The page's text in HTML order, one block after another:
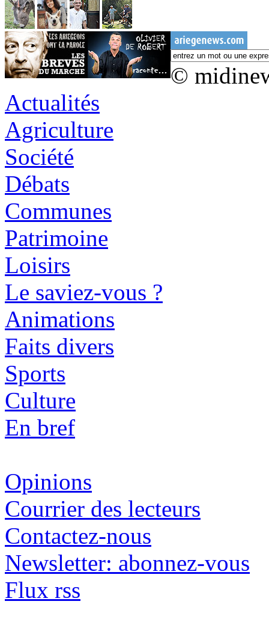
©
Actualités
Agriculture
Société
Débats
Communes
Patrimoine
Loisirs
Le saviez-vous ?
Animations
Faits divers
Sports
Culture
En bref
Opinions
Courrier des lecteurs
Contactez-nous
Newsletter: abonnez-vous
Flux rss